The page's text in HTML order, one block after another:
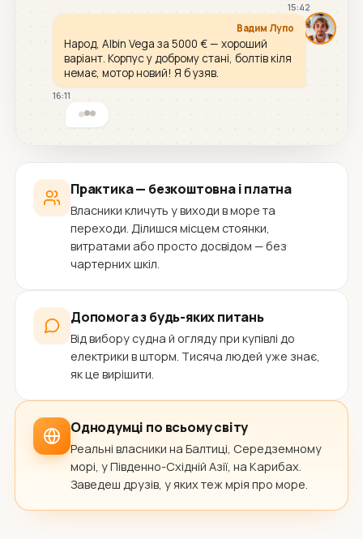
15:42
Вадим Лупо
Народ, Albin Vega за 5000 € — хороший
варіант. Корпус у доброму стані, болтів кіля
немає, мотор новий! Я б узяв.
16:11
Практика — безкоштовна і платна
Власники кличуть у виходи в море та
переходи. Ділишся місцем стоянки,
витратами або просто досвідом — без
чартерних шкіл.
Допомога з будь-яких питань
Від вибору судна й огляду при купівлі до
електрики в шторм. Тисяча людей уже знає,
як це вирішити.
Однодумці по всьому світу
Реальні власники на Балтиці, Середземному
морі, у Південно-Східній Азії, на Карибах.
Заведеш друзів, у яких теж мрія про море.